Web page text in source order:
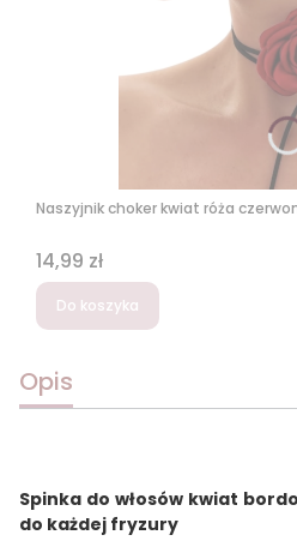
Naszyjnik choker kwiat róża
Cena
14,99 zł
Do koszyka
Opis
Spinka do włosów kwiat
do każdej fryzury